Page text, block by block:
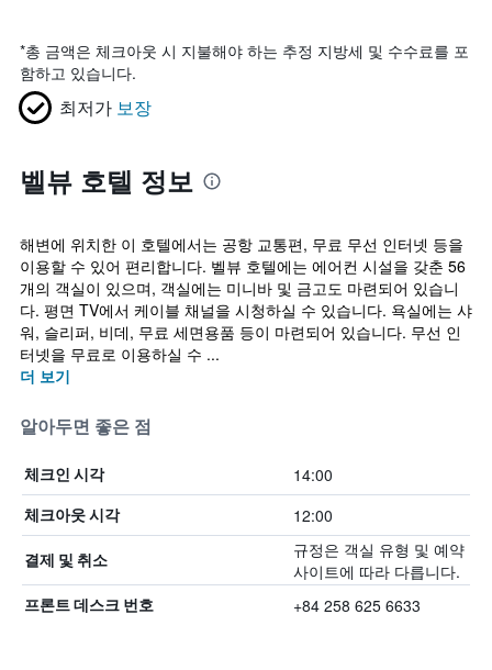
*총 금액은 체크아웃 시 지불해야 하는 추정 지방세 및 수수료를 포
함하고 있습니다.
최저가 보장
벨뷰 호텔 정보
해변에 위치한 이 호텔에서는 공항 교통편, 무료 무선 인터넷 등을
이용할 수 있어 편리합니다. 벨뷰 호텔에는 에어컨 시설을 갖춘 56
개의 객실이 있으며, 객실에는 미니바 및 금고도 마련되어 있습니
다. 평면 TV에서 케이블 채널을 시청하실 수 있습니다. 욕실에는 샤
워, 슬리퍼, 비데, 무료 세면용품 등이 마련되어 있습니다. 무선 인
터넷을 무료로 이용하실 수 ...
더 보기
알아두면 좋은 점
체크인 시각 14:00
체크아웃 시각 12:00
결제 및 취소
규정은 객실 유형 및 예약
사이트에 따라 다릅니다.
프론트 데스크 번호 +84 258 625 6633